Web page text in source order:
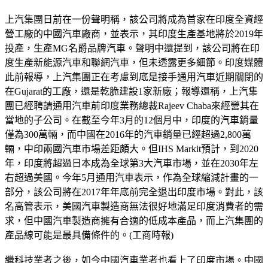
上汽集團日前在一份聲明稱，該公司將成為首家在印度全資經
營工廠的中國汽車廠商，並表示，其印度生產基地將於2019年
投產，生產MG名爵品牌汽車。聲明中還提到，該公司將在印
度生產新能源汽車和聯網汽車，但未透露更多細節。印度媒體
此前報導，上汽集團正在考慮到底是接手通用汽車近期關閉的
在Gujarat的工廠，還是乾脆建設1家新廠；報導還稱，上汽集
團已經聘請通用汽車前印度業務總裁Rajeev Chaba來經營其在
當地的子公司。在截至今年3月的12個月中，印度的汽車銷量
僅為300萬輛，而中國在2016年的汽車銷量已經超過2,800萬
輛，中印兩國汽車市場差距頗大。但IHS Markit預計，到2020
年，印度將超過日本成為全球第3大汽車市場，並在2030年左
右超過美國。今年5月通用汽車表示，作為全球縮減計畫的一
部分，該公司將在2017年年底前完全退出印度市場。對此，該
名高管表示，美國汽車製造商無法很好地滿足印度消費者的需
求，但中國汽車製造商擁有合適的低成本產品，而上汽集團的
產品線可能是最具備條件的。(工商時報)
繼科技業者之後，如今中國汽車業者也看上了印度市場。中國